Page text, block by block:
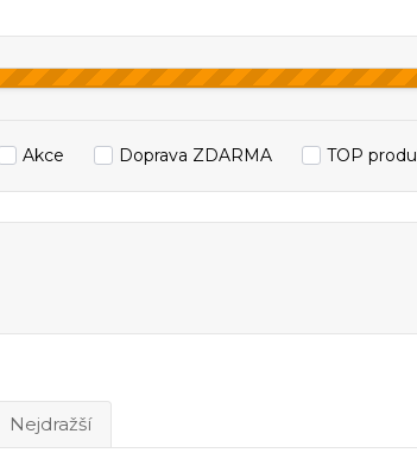
Akce Doprava ZDARMA TOP
Nejdražší